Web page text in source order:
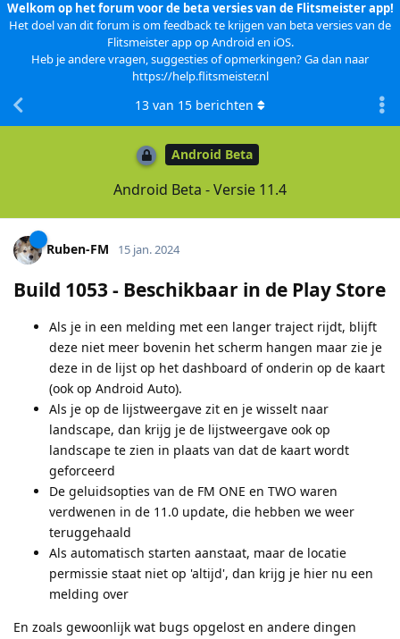
Welkom op het forum voor de beta versies van de Flitsmeister app!
Het doel van dit forum is om feedback te krijgen van beta versies van de
Flitsmeister app op Android en iOS.
Heb je andere vragen, suggesties of opmerkingen? Ga dan naar
https://help.flitsmeister.nl
Android Beta
Android Beta - Versie 11.4
13 van 15 berichten
Ruben-FM 15 jan. 2024
Build 1053 - Beschikbaar in de Play Store
Als je in een melding met een langer traject rijdt, blijft
deze niet meer bovenin het scherm hangen maar zie je
deze in de lijst op het dashboard of onderin op de kaart
(ook op Android Auto).
Als je op de lijstweergave zit en je wisselt naar
landscape, dan krijg je de lijstweergave ook op
landscape te zien in plaats van dat de kaart wordt
geforceerd
De geluidsopties van de FM ONE en TWO waren
verdwenen in de 11.0 update, die hebben we weer
teruggehaald
Als automatisch starten aanstaat, maar de locatie
permissie staat niet op 'altijd', dan krijg je hier nu een
melding over
En zoals gewoonlijk wat bugs opgelost en andere dingen